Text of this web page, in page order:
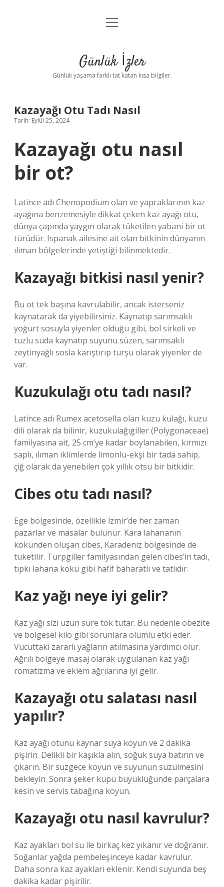
Anasayfa
Yasal Uyarı
menüyü
Günlük İzler
Günlük yaşama farklı tat katan kısa bilgiler.
Kazayağı Otu Tadı Nasıl
Tarih: Eylül 25, 2024
Kazayağı otu nasıl
bir ot?
Latince adı Chenopodium olan ve yapraklarının kaz
ayağına benzemesiyle dikkat çeken kaz ayağı otu,
dünya çapında yaygın olarak tüketilen yabani bir ot
türüdür. Ispanak ailesine ait olan bitkinin dünyanın
ılıman bölgelerinde yetiştiği bilinmektedir.
Kazayağı bitkisi nasıl yenir?
Bu ot tek başına kavrulabilir, ancak isterseniz
kaynatarak da yiyebilirsiniz. Kaynatıp sarımsaklı
yoğurt sosuyla yiyenler olduğu gibi, bol sirkeli ve
tuzlu suda kaynatıp suyunu süzen, sarımsaklı
zeytinyağlı sosla karıştırıp turşu olarak yiyenler de
var.
Kuzukulağı otu tadı nasıl?
Latince adı Rumex acetosella olan kuzu kulağı, kuzu
dili olarak da bilinir, kuzukulağıgiller (Polygonaceae)
familyasına ait, 25 cm’ye kadar boylanabilen, kırmızı
saplı, ılıman iklimlerde limonlu-ekşi bir tada sahip,
çiğ olarak da yenebilen çok yıllık otsu bir bitkidir.
Cibes otu tadı nasıl?
Ege bölgesinde, özellikle İzmir’de her zaman
pazarlar ve masalar bulunur. Kara lahananın
kökünden oluşan cibes, Karadeniz bölgesinde de
tüketilir. Turpgiller familyasından gelen cibes’in tadı,
tıpkı lahana kökü gibi hafif baharatlı ve tatlıdır.
Kaz yağı neye iyi gelir?
Kaz yağı sizi uzun süre tok tutar. Bu nedenle obezite
ve bölgesel kilo gibi sorunlara olumlu etki eder.
Vücuttaki zararlı yağların atılmasına yardımcı olur.
Ağrılı bölgeye masaj olarak uygulanan kaz yağı
romatizma ve eklem ağrılarına iyi gelir.
Kazayağı otu salatası nasıl
yapılır?
Kaz ayağı otunu kaynar suya koyun ve 2 dakika
pişirin. Delikli bir kaşıkla alın, soğuk suya batırın ve
çıkarın. Bir süzgece koyun ve suyunun süzülmesini
bekleyin. Sonra şeker küpü büyüklüğünde parçalara
kesin ve servis tabağına koyun.
Kazayağı otu nasıl kavrulur?
Kaz ayakları bol su ile birkaç kez yıkanır ve doğranır.
Soğanlar yağda pembeleşinceye kadar kavrulur.
Daha sonra kaz ayakları eklenir. Kendi suyunda beş
dakika kadar pişirilir.